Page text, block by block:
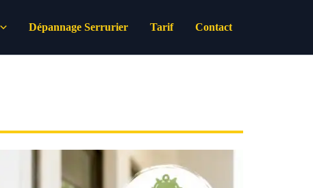
Dépannage Serrurier Tarif Contact